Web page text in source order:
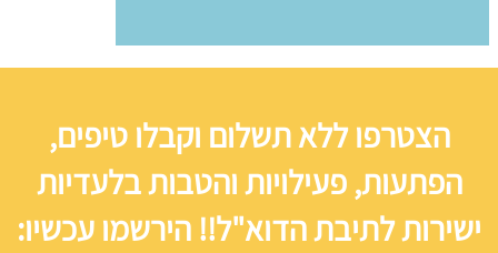
הצטרפו ללא תשלום וקבלו טיפים,
הפתעות, פעילויות והטבות בלעדיות
ישירות לתיבת הדוא"ל!! הירשמו עכשיו: